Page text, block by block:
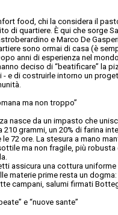
food, chi la considera il
di quartiere. È qui che sorge
e Marco De
sono ormai di casa (è
anni di esperienza nel
deciso di “beatificare” la
- e di costruirle intorno un
ma non troppo”
nasce da un impasto che
grammi, un 20% di farina
72 ore. La stesura a mano
ma non fragile, più
assicura una cottura uniforme
materie prime resta un
campani, salumi firmati
e “nuove sante”